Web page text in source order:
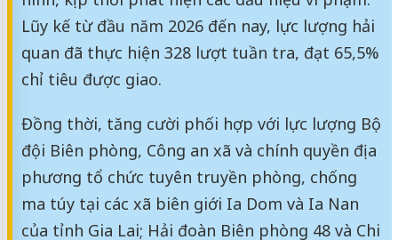
Lũy kế từ đầu năm 2026 đến nay, lực lượng hải
quan đã thực hiện 328 lượt tuần tra, đạt 65,5%
chỉ tiêu được giao.
Đồng thời, tăng cười phối hợp với lực lượng Bộ
đội Biên phòng, Công an xã và chính quyền địa
phương tổ chức tuyên truyền phòng, chống
ma túy tại các xã biên giới Ia Dom và Ia Nan
của tỉnh Gia Lai; Hải đoàn Biên phòng 48 và Chi